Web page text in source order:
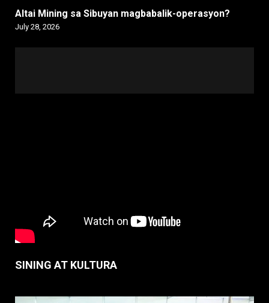
Altai Mining sa Sibuyan magbabalik-operasyon?
July 28, 2026
SINING AT KULTURA